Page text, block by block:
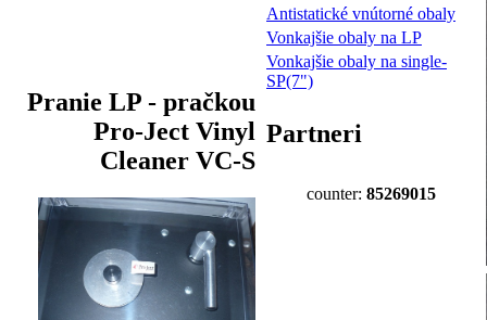
Pranie LP - pračkou
Pro-Ject Vinyl
Cleaner VC-S
Antistatické vnútorné obaly
Vonkajšie obaly na LP
Vonkajšie obaly na single-
SP(7")
Partneri
counter: 85269015